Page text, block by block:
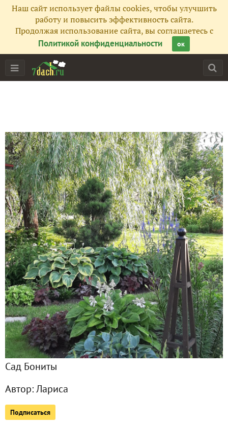
Наш сайт использует файлы cookies, чтобы улучшить
работу и повысить эффективность сайта.
Продолжая использование сайта, вы соглашаетесь с
Политикой конфиденциальности
ок
Сад Бониты
Автор:Лариса
Подписаться
Главная
Подписчики 47
Все публикации 106
Фото 78
Сейчас обсуждают
Чем запомнился июнь. Пионы
Из ноября в май
Грибной сезон
Теперь уже точно конец сезона
Завершение сезона